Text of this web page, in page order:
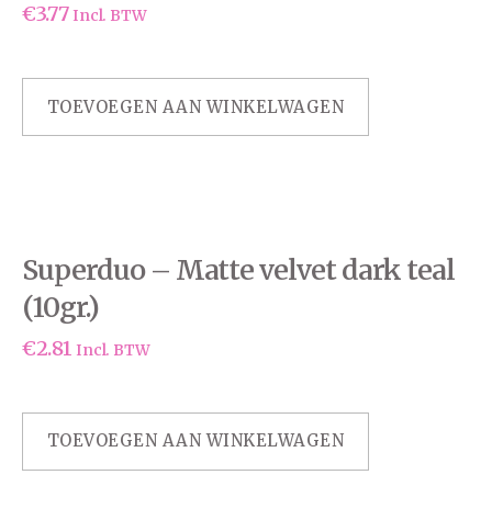
€3.77 Incl. BTW
TOEVOEGEN AAN WINKELWAGEN
Superduo – Matte velvet dark teal
(10gr.)
€2.81 Incl. BTW
TOEVOEGEN AAN WINKELWAGEN